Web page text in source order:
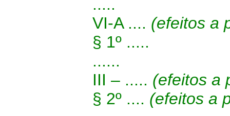
.....
VI-A .... (efeitos a
§ 1º .....
......
III – ..... (efeitos a
§ 2º .... (efeitos a